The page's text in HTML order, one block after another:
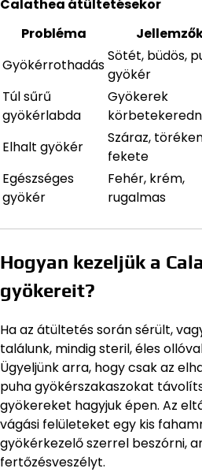
Calathea átültetésekor
Probléma
Gyökérrothadás
Sötét, büdös,
gyökér
Túl sűrű
gyökérlabda
Gyökerek
Elhalt gyökér
Száraz,
fekete
Egészséges
gyökér
Fehér, krém,
rugalmas
Hogyan kezeljük a
gyökereit?
Ha az átültetés során sérült,
találunk, mindig steril, éles
Ügyeljünk arra, hogy csak az
puha gyökérszakaszokat
gyökereket hagyjuk épen. Az
vágási felületeket egy kis
gyökérkezelő szerrel beszórni,
fertőzésveszélyt.